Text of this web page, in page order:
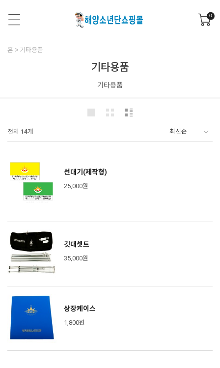
0
홈 기타용품
기타용품
기타용품
전체 14개
선대기(제작형)
25,000원
깃대셋트
35,000원
상장케이스
1,800원